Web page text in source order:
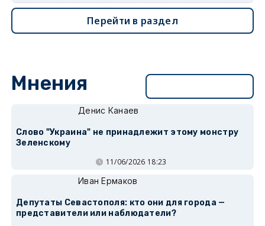
Перейти в раздел
Мнения
Денис Канаев
Слово "Украина" не принадлежит этому монстру
Зеленскому
11/06/2026 18:23
Иван Ермаков
Депутаты Севастополя: кто они для города —
представители или наблюдатели?